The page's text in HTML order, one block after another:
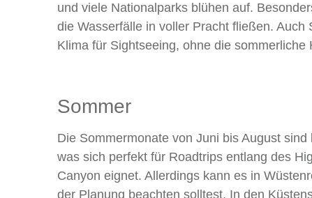
und viele Nationalparks blühen auf.
die Wasserfälle in voller Pracht fließen.
Klima für Sightseeing, ohne die sommerliche
Sommer
Die Sommermonate von Juni bis August
was sich perfekt für Roadtrips entlang des
Canyon eignet. Allerdings kann es in
der Planung beachten solltest. In den